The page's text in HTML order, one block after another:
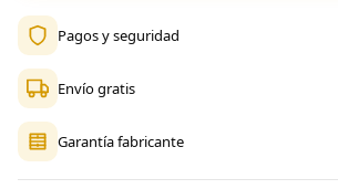
Pagos y seguridad
Envío gratis
Garantía fabricante